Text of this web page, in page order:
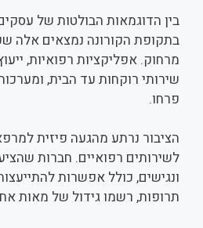
בין הדוגמאות הבולטות של
בתקופת הקורונה נמצאים אלה
מרחוק. אפליקציות רפואיות,
שירותי רוקחות עד הבית,
פרחו.
הציבור נרתע מהגעה פיזית
לשירותים רפואיים. חברות
ונגישים, כולל אפשרות
תרופות, רשמו גידול של מאות